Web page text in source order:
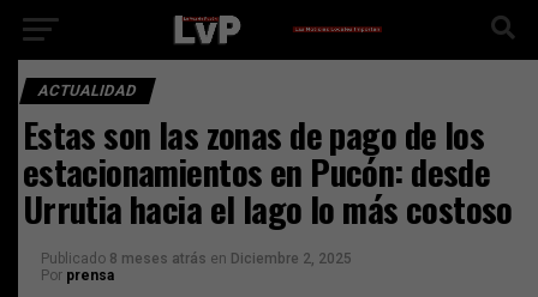
ACTUALIDAD
Estas son las zonas de pago de los
estacionamientos en Pucón: desde
Urrutia hacia el lago lo más costoso
Publicado 8 meses atrás en Diciembre 2, 2025
Por prensa